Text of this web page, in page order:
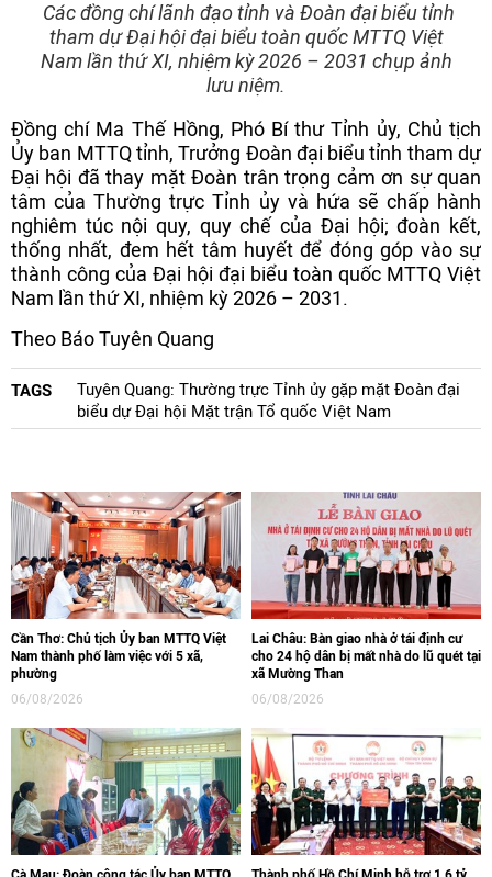
Các đồng chí lãnh đạo tỉnh và Đoàn đại biểu tỉnh
tham dự Đại hội đại biểu toàn quốc MTTQ Việt
Nam lần thứ XI, nhiệm kỳ 2026 – 2031 chụp ảnh
lưu niệm.
Đồng chí Ma Thế Hồng, Phó Bí thư Tỉnh ủy, Chủ tịch
Ủy ban MTTQ tỉnh, Trưởng Đoàn đại biểu tỉnh tham dự
Đại hội đã thay mặt Đoàn trân trọng cảm ơn sự quan
tâm của Thường trực Tỉnh ủy và hứa sẽ chấp hành
nghiêm túc nội quy, quy chế của Đại hội; đoàn kết,
thống nhất, đem hết tâm huyết để đóng góp vào sự
thành công của Đại hội đại biểu toàn quốc MTTQ Việt
Nam lần thứ XI, nhiệm kỳ 2026 – 2031.
Theo Báo Tuyên Quang
TAGS
Tuyên Quang: Thường trực Tỉnh ủy gặp mặt Đoàn đại
biểu dự Đại hội Mặt trận Tổ quốc Việt Nam
Cần Thơ: Chủ tịch Ủy ban MTTQ Việt
Nam thành phố làm việc với 5 xã,
phường
06/08/2026
Lai Châu: Bàn giao nhà ở tái định cư
cho 24 hộ dân bị mất nhà do lũ quét tại
xã Mường Than
06/08/2026